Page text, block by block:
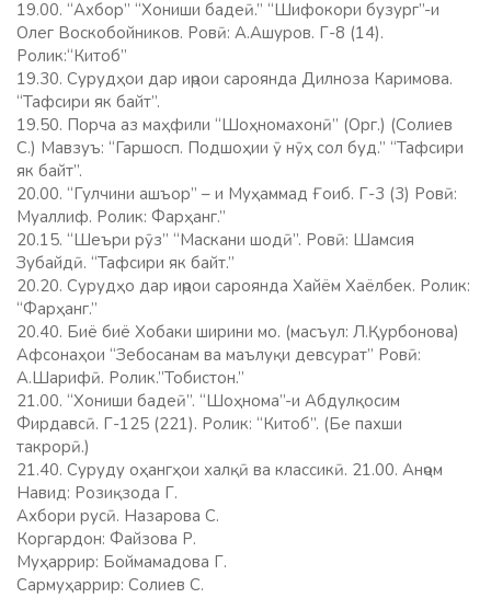
19.00. “Ахбор” “Хониши бадеӣ.” “Шифокори бузург”-и
Олег Воскобойников. Ровӣ: А.Ашуров. Г-8 (14).
Ролик:“Китоб”
19.30. Сурудҳои дар иҷрои сароянда Дилноза Каримова.
“Тафсири як байт”.
19.50. Порча аз маҳфили “Шоҳномахонӣ” (Орг.) (Солиев
С.) Мавзуъ: “Гаршосп. Подшоҳии ӯ нӯҳ сол буд.” “Тафсири
як байт”.
20.00. “Гулчини ашъор” – и Муҳаммад Ғоиб. Г-3 (3) Ровӣ:
Муаллиф. Ролик: Фарҳанг.”
20.15. “Шеъри рӯз” “Маскани шодӣ”. Ровӣ: Шамсия
Зубайдӣ. “Тафсири як байт.”
20.20. Сурудҳо дар иҷрои сароянда Хайём Хаёлбек. Ролик:
“Фарҳанг.”
20.40. Биё биё Хобаки ширини мо. (масъул: Л.Қурбонова)
Афсонаҳои “Зебосанам ва маълуқи девсурат” Ровӣ:
А.Шарифӣ. Ролик.”Тобистон.”
21.00. “Хониши бадеӣ”. “Шоҳнома”-и Абдулқосим
Фирдавсӣ. Г-125 (221). Ролик: “Китоб”. (Бе пахши
такрорӣ.)
21.40. Суруду оҳангҳои халқӣ ва классикӣ. 21.00. Анҷом
Навид: Розиқзода Г.
Ахбори русӣ. Назарова С.
Коргардон: Файзова Р.
Муҳаррир: Боймамадова Г.
Сармуҳаррир: Солиев С.